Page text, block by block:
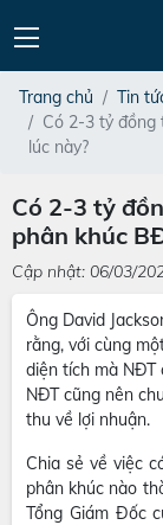
Trang chủ Tin
Có 2-3 tỷ đồng
lúc này?
Có 2-3 tỷ
phân khúc
Cập nhật: 06/03/
Ông David
rằng, với cùng
diện tích mà NĐT
NĐT cũng nên
thu về lợi nhuận.
Chia sẻ về việc
phân khúc nào
Tổng Giám Đốc